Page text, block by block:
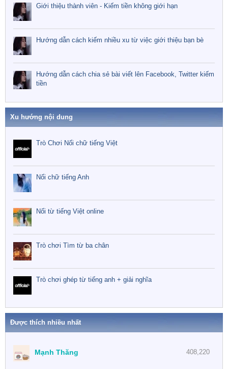
Giới thiệu thành viên - Kiếm tiền không giới hạn
Hướng dẫn cách kiếm nhiều xu từ việc giới thiệu bạn bè
Hướng dẫn cách chia sẻ bài viết lên Facebook, Twitter kiếm
tiền
Xu hướng nội dung
Trò Chơi Nối chữ tiếng Việt
Nối chữ tiếng Anh
Nối từ tiếng Việt online
Trò chơi Tìm từ ba chân
Trò chơi ghép từ tiếng anh + giải nghĩa
Được thích nhiều nhất
408,220
Mạnh Thăng